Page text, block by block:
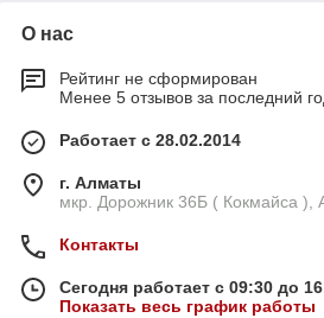
О нас
Рейтинг не сформирован
Менее 5 отзывов за последний
Работает с 28.02.2014
г. Алматы
мкр. Дорожник 36Б ( Кокмайса ),
Контакты
Сегодня работает с 09:30 до
Показать весь график работы